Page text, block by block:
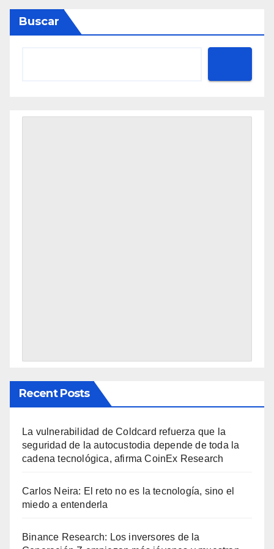
Buscar
Recent Posts
La vulnerabilidad de Coldcard refuerza que la
seguridad de la autocustodia depende de toda la
cadena tecnológica, afirma CoinEx Research
Carlos Neira: El reto no es la tecnología, sino el
miedo a entenderla
Binance Research: Los inversores de la